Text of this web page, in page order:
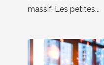
budget ?
massif. Les petites...